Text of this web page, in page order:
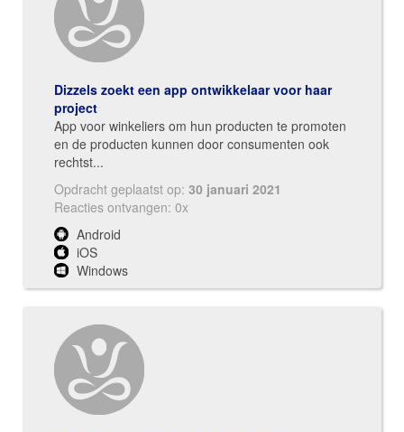
Dizzels zoekt een app ontwikkelaar voor haar
project
App voor winkeliers om hun producten te promoten
en de producten kunnen door consumenten ook
rechtst...
Opdracht geplaatst op: 30 januari 2021
Reacties ontvangen: 0x
Android
iOS
Windows